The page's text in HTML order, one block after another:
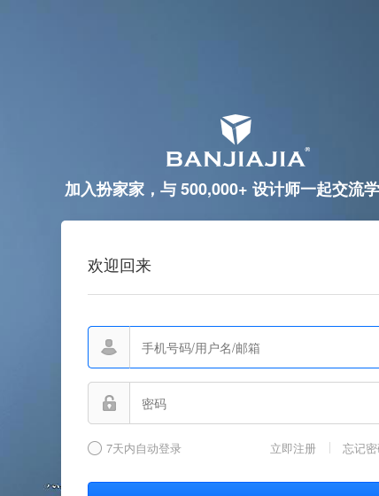
加入扮家家，与 500,000+ 设计师一起交流学
欢迎回来
忘记
立即注册
7天内自动登录